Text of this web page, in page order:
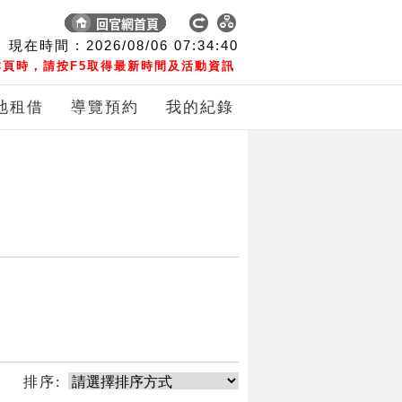
現在時間 : 2026/08/06 07:34:40
時，請按F5取得最新時間及活動資訊
租借 導覽預約 我的紀錄
排序: